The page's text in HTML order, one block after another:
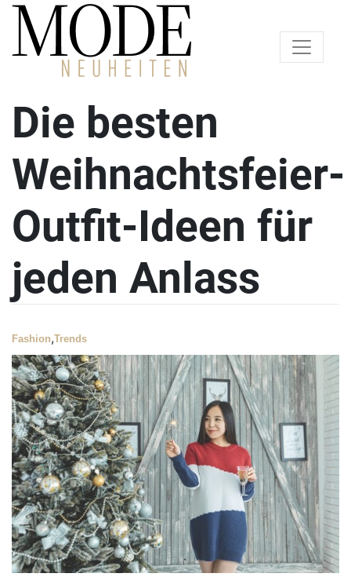
Die besten
Weihnachtsfeier-
Outfit-Ideen für
jeden Anlass
Fashion,Trends